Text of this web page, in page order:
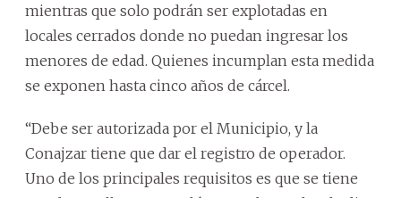
mientras que solo podrán ser explotadas en
locales cerrados donde no puedan ingresar los
menores de edad. Quienes incumplan esta medida
se exponen hasta cinco años de cárcel.
“Debe ser autorizada por el Municipio, y la
Conajzar tiene que dar el registro de operador.
Uno de los principales requisitos es que se tiene